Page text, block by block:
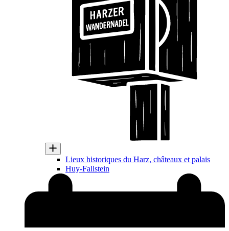
Lieux historiques du Harz, châteaux et palais
Huy-Fallstein